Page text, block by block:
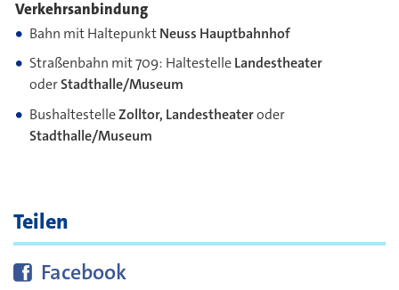
Verkehrsanbindung
Bahn mit HaltepunktNeuss Hauptbahnhof
Straßenbahn mit 709: HaltestelleLandestheater
oderStadthalle/Museum
BushaltestelleZolltor, Landestheateroder
Stadthalle/Museum
Teilen
Diese Seite bei
Facebook